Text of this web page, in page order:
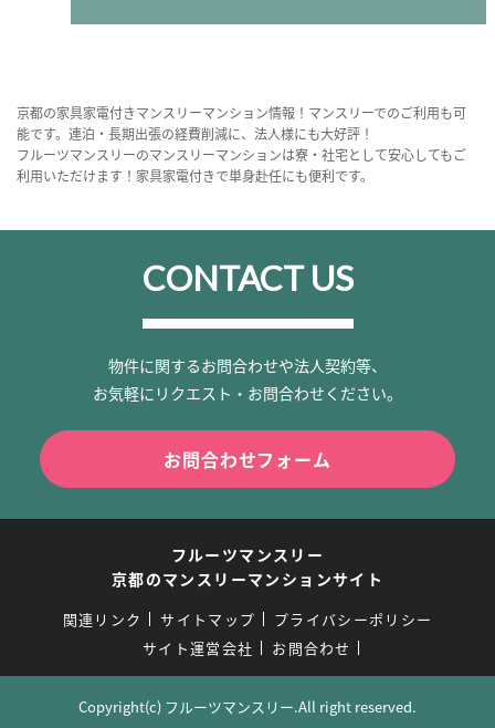
京都の家具家電付きマンスリーマンション情報！マンスリーでのご利用も可
能です。連泊・長期出張の経費削減に、法人様にも大好評！
フルーツマンスリーのマンスリーマンションは寮・社宅として安心してもご
利用いただけます！家具家電付きで単身赴任にも便利です。
CONTACT US
物件に関するお問合わせや法人契約等、
お気軽にリクエスト・お問合わせください。
お問合わせフォーム
フルーツマンスリー
京都のマンスリーマンションサイト
関連リンク サイトマップ
プライバシーポリシー
サイト運営会社
お問合わせ
Copyright(c) フルーツマンスリー.All right reserved.